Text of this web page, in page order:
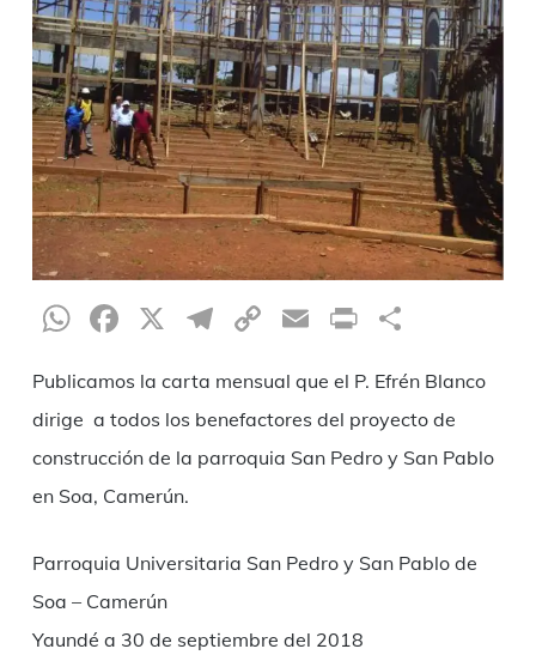
WhatsApp
Facebook
X Telegram
CopyEmailPrint
Publicamos la carta mensual que el P. Efrén Blanco
dirige a todos los benefactores del proyecto de
construcción de la parroquia San Pedro y San Pablo
en Soa, Camerún.
Parroquia Universitaria San Pedro y San Pablo de
Soa – Camerún
Yaundé a 30 de septiembre del 2018